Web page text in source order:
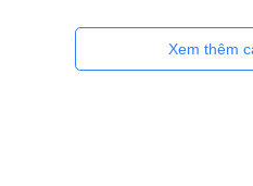
Xem thêm